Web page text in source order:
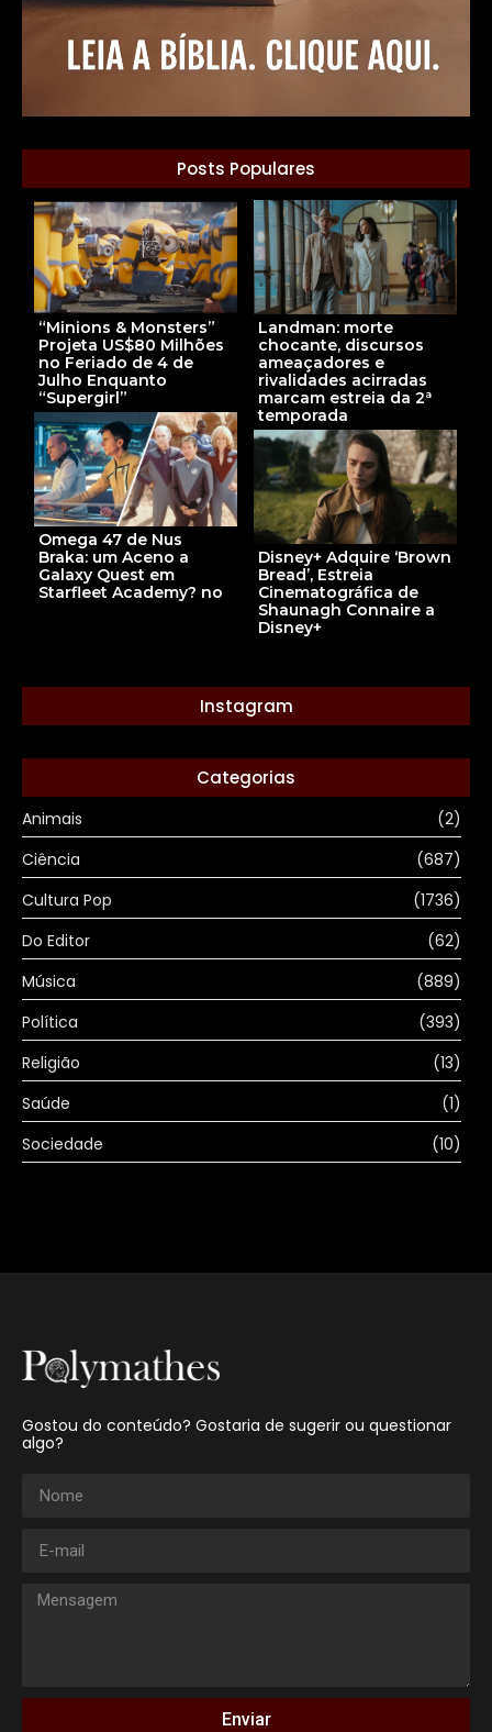
Posts Populares
“Minions & Monsters”
Projeta US$80 Milhões
no Feriado de 4 de
Julho Enquanto
“Supergirl”
Landman: morte
chocante, discursos
ameaçadores e
rivalidades acirradas
marcam estreia da 2ª
temporada
Omega 47 de Nus
Braka: um Aceno a
Galaxy Quest em
Starfleet Academy? no
Disney+ Adquire ‘Brown
Bread’, Estreia
Cinematográfica de
Shaunagh Connaire a
Disney+
Instagram
Categorias
Animais
(2)
Ciência
(687)
Cultura Pop
(1736)
Do Editor
(62)
Música
(889)
Política
(393)
Religião
(13)
Saúde
(1)
Sociedade
(10)
Gostou do conteúdo? Gostaria de sugerir ou questionar
algo?
Enviar